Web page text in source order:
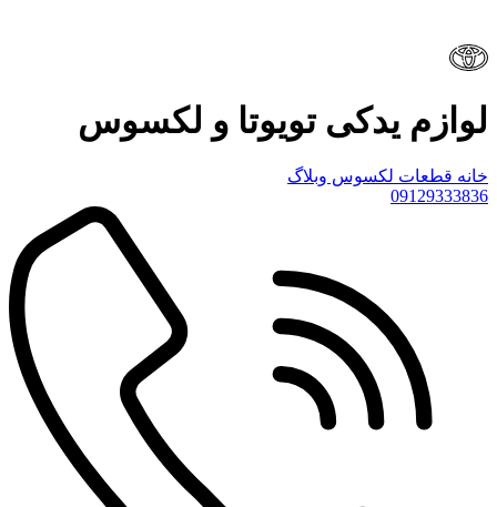
لوازم یدکی تویوتا و لکسوس
خانه قطعات لکسوس وبلاگ
09129333836